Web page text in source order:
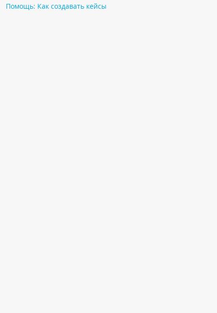
Помощь: Как создавать кейсы